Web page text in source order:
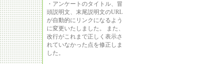
・アンケートのタイトル、冒
頭説明文、末尾説明文のURL
が自動的にリンクになるよう
に変更いたしました。 また、
改行がこれまで正しく表示さ
れていなかった点を修正しま
した。